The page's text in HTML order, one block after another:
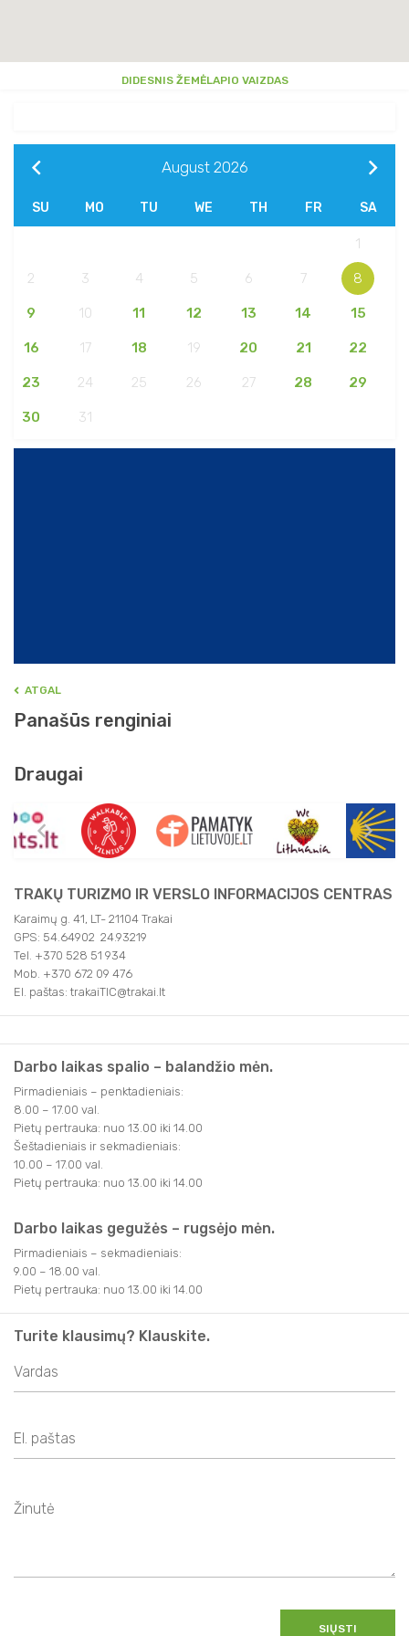
DIDESNIS ŽEMĖLAPIO VAIZDAS
August 2026
SU MO TU WE TH FR SA
1
2 3 4 5 6 7 8
9 10 11 12 13 14 15
16 17 18 19 20 21 22
23 24 25 26 27 28 29
30 31
ATGAL
Panašūs renginiai
Draugai
TRAKŲ TURIZMO IR VERSLO INFORMACIJOS CENTRAS
Karaimų g. 41, LT- 21104 Trakai
GPS: 54.64902 24.93219
Tel. +370 528 51 934
Mob. +370 672 09 476
El. paštas: trakaiTIC@trakai.lt
Darbo laikas spalio – balandžio mėn.
Pirmadieniais – penktadieniais:
8.00 – 17.00 val.
Pietų pertrauka: nuo 13.00 iki 14.00
Šeštadieniais ir sekmadieniais:
10.00 – 17.00 val.
Pietų pertrauka: nuo 13.00 iki 14.00
Darbo laikas gegužės – rugsėjo mėn.
Pirmadieniais – sekmadieniais:
9.00 – 18.00 val.
Pietų pertrauka: nuo 13.00 iki 14.00
Turite klausimų? Klauskite.